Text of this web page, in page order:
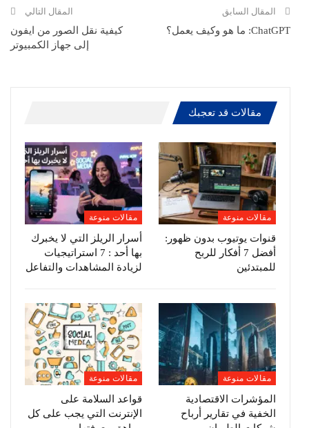
االبريد الالكتروني
المقال السابق
ChatGPT: ما هو وكيف يعمل؟
المقال التالي
كيفية نقل الصور من ايفون
إلى جهاز الكمبيوتر
مقالات قد تعجبك
مقالات منوعة
قنوات يوتيوب بدون ظهور:
أفضل 7 أفكار للربح
للمبتدئين
مقالات منوعة
أسرار الريلز التي لا يخبرك
بها أحد : 7 استراتيجيات
لزيادة المشاهدات والتفاعل
مقالات منوعة
المؤشرات الاقتصادية
الخفية في تقارير أرباح
مقالات منوعة
قواعد السلامة على
الإنترنت التي يجب على كل